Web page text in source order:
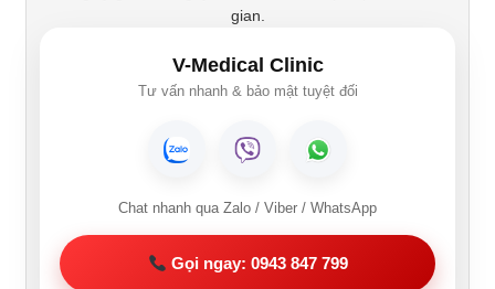
gian.
V-Medical Clinic
Tư vấn nhanh & bảo mật tuyệt đối
Chat nhanh qua Zalo / Viber / WhatsApp
Gọi ngay: 0943 847 799